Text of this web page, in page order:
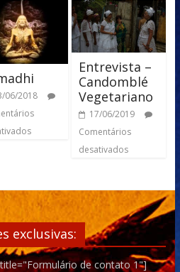
06/2018
Entrevista –
Candomblé
Vegetariano
17/06/2019
Comentários
desativados
exclusivas:
de contato 1"]